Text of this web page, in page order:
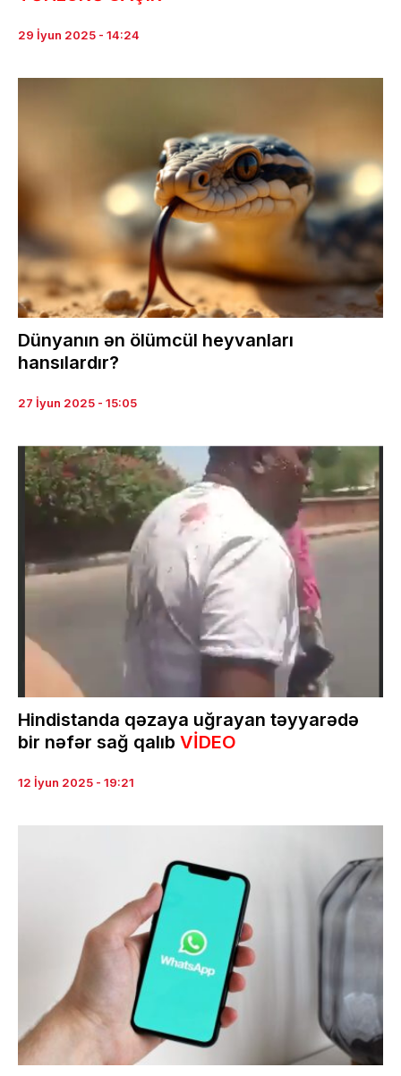
29 İyun 2025 - 14:24
Dünyanın ən ölümcül heyvanları
hansılardır?
27 İyun 2025 - 15:05
Hindistanda qəzaya uğrayan təyyarədə
bir nəfər sağ qalıb VİDEO
12 İyun 2025 - 19:21